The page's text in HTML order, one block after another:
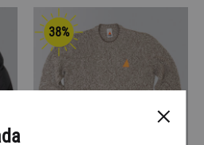
38%